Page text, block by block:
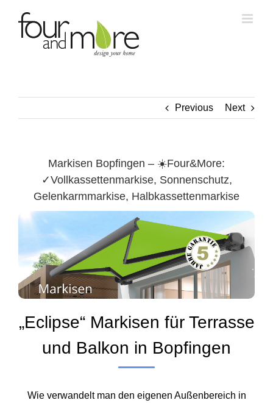
content
Previous Next
Markisen Bopfingen – ☀️Four&More:
✓Vollkassettenmarkise, Sonnenschutz,
Gelenkarmmarkise, Halbkassettenmarkise
„Eclipse“ Markisen für Terrasse
und Balkon in Bopfingen
Wie verwandelt man den eigenen Außenbereich in